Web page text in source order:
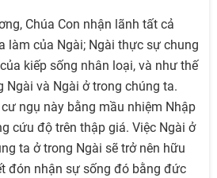
Chúa Con nhận lãnh tất cả
làm của Ngài; Ngài thực sự chung
kiếp sống nhân loại, và như thế
Ngài và Ngài ở trong chúng ta.
ngụ này bằng mầu nhiệm Nhập
cứu độ trên thập giá. Việc Ngài ở
ta ở trong Ngài sẽ trở nên hữu
đón nhận sự sống đó bằng đức